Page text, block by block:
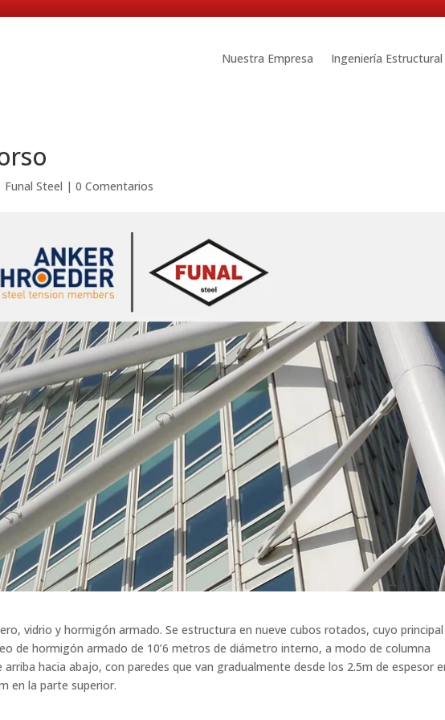
Nuestra Empresa Ingeniería Estructural
Funal Steel |0 Comentarios
vidrio y hormigón armado. Se estructura en nueve cubos rotados, cuyo principal
de hormigón armado de 10’6 metros de diámetro interno, a modo de columna
arriba hacia abajo, con paredes que van gradualmente desde los 2.5m de espesor
en la parte superior.